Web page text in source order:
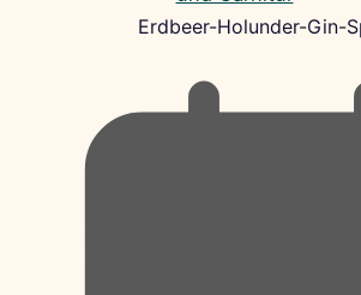
Erdbeer-Holunder-Gin-